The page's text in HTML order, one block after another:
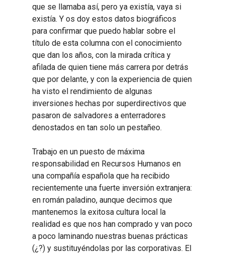
que se llamaba así, pero ya existía, vaya si
existía. Y os doy estos datos biográficos
para confirmar que puedo hablar sobre el
título de esta columna con el conocimiento
que dan los años, con la mirada crítica y
afilada de quien tiene más carrera por detrás
que por delante, y con la experiencia de quien
ha visto el rendimiento de algunas
inversiones hechas por superdirectivos que
pasaron de salvadores a enterradores
denostados en tan solo un pestañeo.
Trabajo en un puesto de máxima
responsabilidad en Recursos Humanos en
una compañía española que ha recibido
recientemente una fuerte inversión extranjera:
en román paladino, aunque decimos que
mantenemos la exitosa cultura local la
realidad es que nos han comprado y van poco
a poco laminando nuestras buenas prácticas
(¿?) y sustituyéndolas por las corporativas. El